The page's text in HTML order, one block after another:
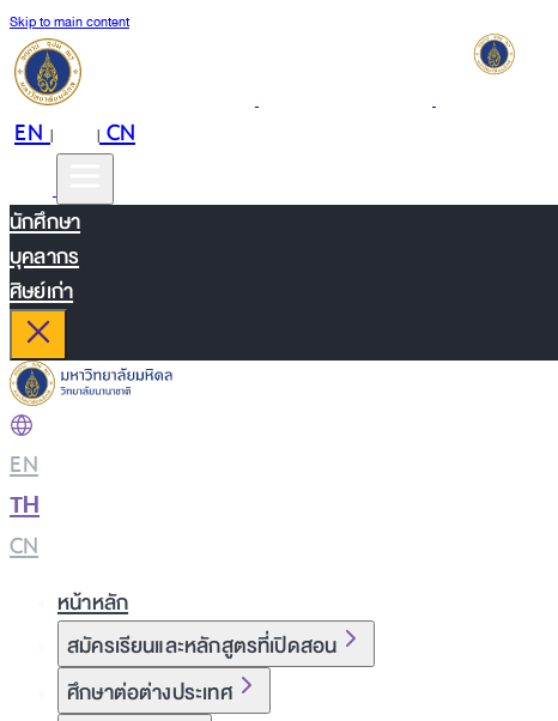
Skip to main content
EN| |CN
นักศึกษา
บุคลากร
ศิษย์เก่า
EN
TH
CN
หน้าหลัก
สมัครเรียนและหลักสูตรที่เปิดสอน
ศึกษาต่อต่างประเทศ